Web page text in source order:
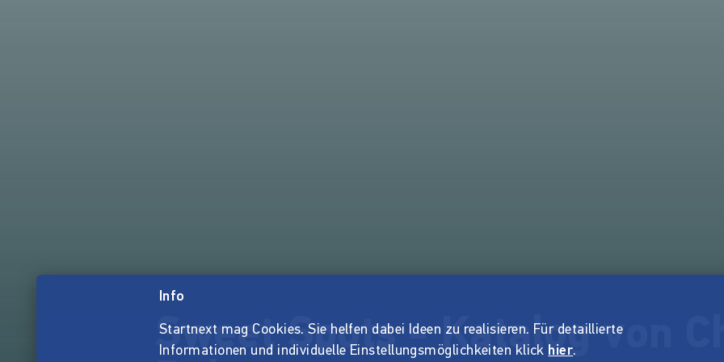
Sweet Spots - Katalog von
Info
Startnext mag Cookies. Sie helfen dabei Ideen zu realisieren. Für detaillierte
Informationen und individuelle Einstellungsmöglichkeiten klick hier.